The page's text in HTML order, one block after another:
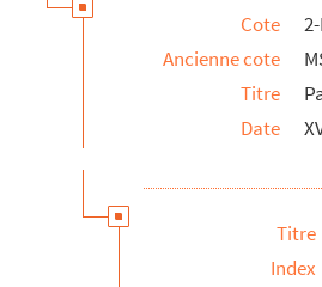
Cote
Ancienne cote
Titre
Date
Titre
Index